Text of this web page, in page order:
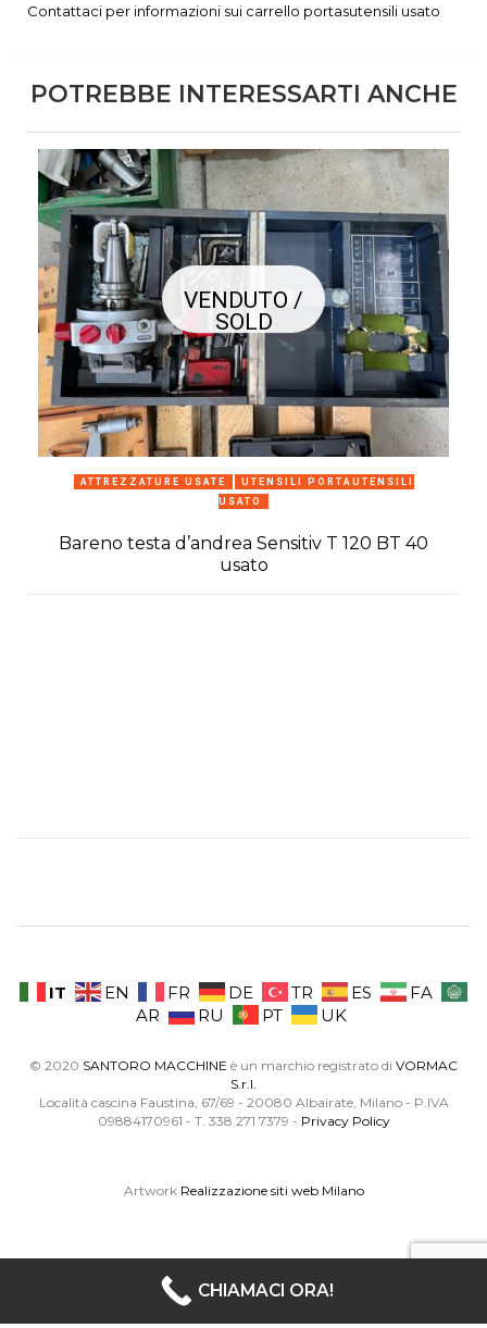
Contattaci per informazioni sui carrello portasutensili usato
POTREBBE INTERESSARTI ANCHE
VENDUTO /
SOLD
ATTREZZATURE USATE
UTENSILI PORTAUTENSILI
USATO
Bareno testa d’andrea Sensitiv T 120 BT 40
usato
IT EN FR DE TR ES
FA
AR
RU PT UK
© 2020 SANTORO MACCHINE è un marchio registrato di VORMAC
S.r.l.
Località cascina Faustina, 67/69 - 20080 Albairate, Milano - P.IVA
09884170961 - T. 338 271 7379 - Privacy Policy
Artwork Realizzazione siti web Milano
CHIAMACI ORA!